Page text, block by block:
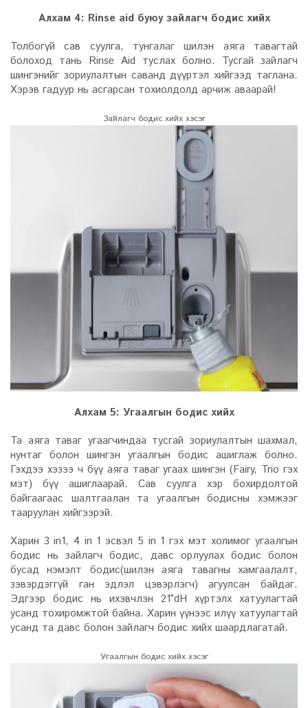
Алхам 4: Rinse aid буюу зайлагч бодис хийх
Толбогүй сав суулга, тунгалаг шилэн аяга тавагтай
болоход тань Rinse Aid туслах болно. Тусгай зайлагч
шингэнийг зориулалтын саванд дүүртэл хийгээд таглана.
Хэрэв гадуур нь асгарсан тохиолдолд арчиж аваарай!
Зайлагч бодис хийх хэсэг
Алхам 5: Угаалгын бодис хийх
Та аяга таваг угаагчиндаа тусгай зориулалтын шахмал,
нунтаг болон шингэн угаалгын бодис ашиглаж болно.
Гэхдээ хэзээ ч бүү аяга таваг угаах шингэн (Fairy, Trio гэх
мэт) бүү ашиглаарай. Сав суулга хэр бохирдолтой
байгаагаас шалтгаалан та угаалгын бодисны хэмжээг
тааруулан хийгээрэй.
Харин 3 in1, 4 in 1 эсвэл 5 in 1 гэх мэт холимог угаалгын
бодис нь зайлагч бодис, давс орлуулах бодис болон
бусад нэмэлт бодис(шилэн аяга тавагны хамгаалалт,
зэвэрдэггүй ган эдлэл цэвэрлэгч) агуулсан байдаг.
Эдгээр бодис нь ихэвчлэн 21°dH хүртэлх хатуулагтай
усанд тохиромжтой байна. Харин үүнээс илүү хатуулагтай
усанд та давс болон зайлагч бодис хийх шаардлагатай.
Угаалгын бодис хийх хэсэг